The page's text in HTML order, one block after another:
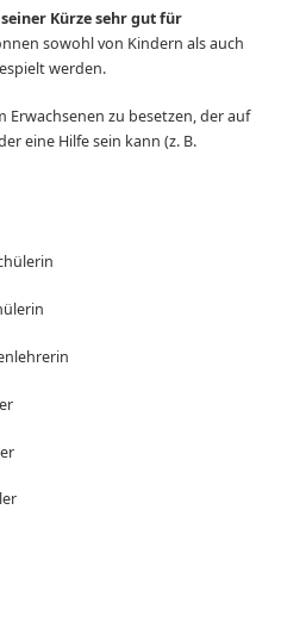
Kürze sehr gut für
sowohl von Kindern als auch
werden.
Erwachsenen zu besetzen, der auf
eine Hilfe sein kann (z. B.